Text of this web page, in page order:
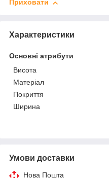
Приховати
Характеристики
Основні атрибути
Висота
Матеріал
Покриття
Ширина
Умови доставки
Нова Пошта